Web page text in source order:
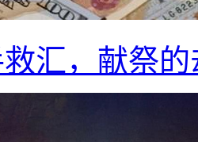
汇，献祭